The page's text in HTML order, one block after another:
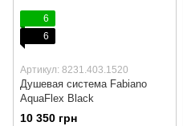
6
6
Артикул: 8231.403.1520
Душевая система Fabiano
AquaFlex Black
10 350 грн